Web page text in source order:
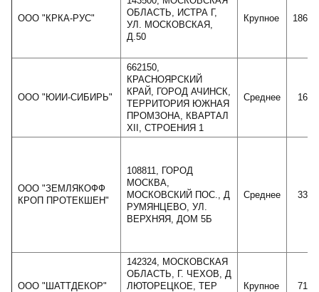
ООО "КРКА-РУС"
ОБЛАСТЬ, ИСТРА Г,
УЛ. МОСКОВСКАЯ,
Д.50
Крупное
ООО "ЮИИ-СИБИРЬ"
662150,
КРАСНОЯРСКИЙ
КРАЙ, ГОРОД АЧИНСК,
ТЕРРИТОРИЯ ЮЖНАЯ
ПРОМЗОНА, КВАРТАЛ
XII, СТРОЕНИЯ 1
Среднее
ООО "ЗЕМЛЯКОФФ
КРОП ПРОТЕКШЕН"
108811, ГОРОД
МОСКВА,
МОСКОВСКИЙ ПОС., Д
РУМЯНЦЕВО, УЛ.
ВЕРХНЯЯ, ДОМ 5Б
Среднее
ООО "ШАТТДЕКОР"
142324, МОСКОВСКАЯ
ОБЛАСТЬ, Г. ЧЕХОВ, Д
ЛЮТОРЕЦКОЕ, ТЕР
Крупное